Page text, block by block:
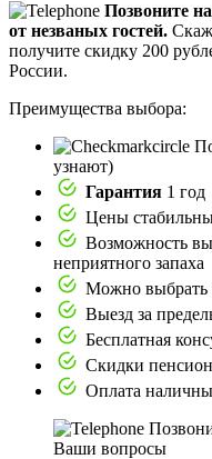
Позвоните
от незваных гостей.
получите скидку 200
России.
Преимущества выбора:
узнают)
Гарантия 1 год
Цены
Возможность
неприятного запаха
Можно выбрать
Выезд за
Бесплатная
Скидки
Оплата
Ваши вопросы